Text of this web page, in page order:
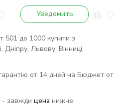
Уведомить
до 1000 купити з
Львову, Вінниці,
от 14 дней на Бюджет от
- завжди цена нижче.